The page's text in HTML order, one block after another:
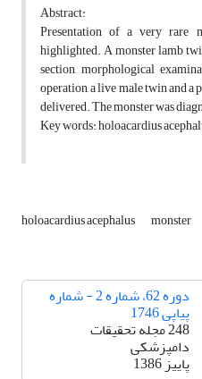
Abstract:
Presentation of a very rare
highlighted. A monster lamb
section, morphological
operation, a live male twin and
delivered. The monster was
Key words: holoacardius
holoacardius acephalus monster
دوره 62، شماره 2 - شماره
پیاپی 1746
248 مجله تحقیقات
دامپزشکی
پاییز 1386